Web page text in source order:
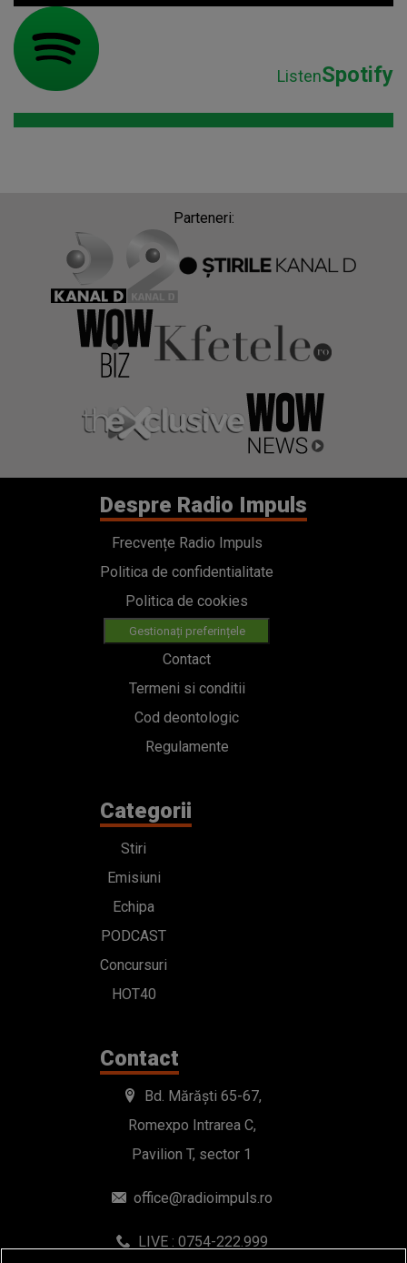
ListenSpotify
Parteneri:
Despre Radio Impuls
Frecvențe Radio Impuls
Politica de confidentialitate
Politica de cookies
Gestionați preferințele
Contact
Termeni si conditii
Cod deontologic
Regulamente
Categorii
Stiri
Emisiuni
Echipa
PODCAST
Concursuri
HOT40
Contact
Bd. Mărăști 65-67,
Romexpo Intrarea C,
Pavilion T, sector 1
office@radioimpuls.ro
LIVE : 0754-222.999